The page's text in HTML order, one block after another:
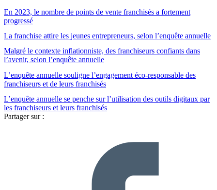
En 2023, le nombre de points de vente franchisés a fortement
progressé
La franchise attire les jeunes entrepreneurs, selon l’enquête annuelle
Malgré le contexte inflationniste, des franchiseurs confiants dans
l’avenir, selon l’enquête annuelle
L’enquête annuelle souligne l’engagement éco-responsable des
franchiseurs et de leurs franchisés
L’enquête annuelle se penche sur l’utilisation des outils digitaux par
les franchiseurs et leurs franchisés
Partager sur :